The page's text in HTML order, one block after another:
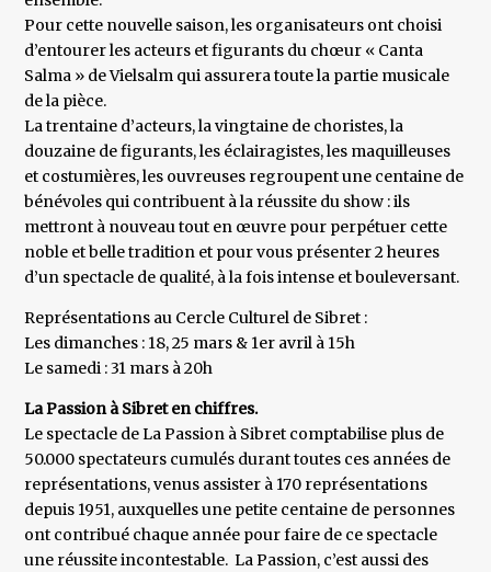
Pour cette nouvelle saison, les organisateurs ont choisi
d’entourer les acteurs et figurants du chœur « Canta
Salma » de Vielsalm qui assurera toute la partie musicale
de la pièce.
La trentaine d’acteurs, la vingtaine de choristes, la
douzaine de figurants, les éclairagistes, les maquilleuses
et costumières, les ouvreuses regroupent une centaine de
bénévoles qui contribuent à la réussite du show : ils
mettront à nouveau tout en œuvre pour perpétuer cette
noble et belle tradition et pour vous présenter 2 heures
d’un spectacle de qualité, à la fois intense et bouleversant.
Représentations au Cercle Culturel de Sibret :
Les dimanches : 18, 25 mars & 1er avril à 15h
Le samedi : 31 mars à 20h
La Passion à Sibret en chiffres.
Le spectacle de La Passion à Sibret comptabilise plus de
50.000 spectateurs cumulés durant toutes ces années de
représentations, venus assister à 170 représentations
depuis 1951, auxquelles une petite centaine de personnes
ont contribué chaque année pour faire de ce spectacle
une réussite incontestable. La Passion, c’est aussi des